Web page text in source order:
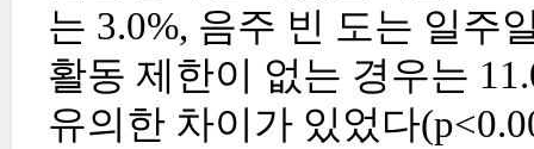
는 3.0%, 음주 빈 도는 일주
활동 제한이 없는 경우는
유의한 차이가 있었다